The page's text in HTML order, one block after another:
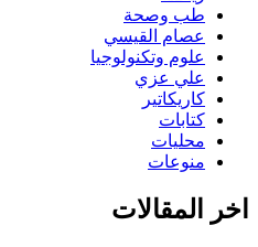
طب وصحة
عصام القيسي
علوم وتكنولوجيا
علي عزي
كاريكاتير
كتابات
محليات
منوعات
اخر المقالات